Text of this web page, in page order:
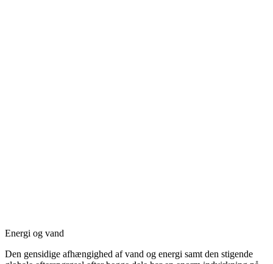
Energi og vand
Den gensidige afhængighed af vand og energi samt den stigende